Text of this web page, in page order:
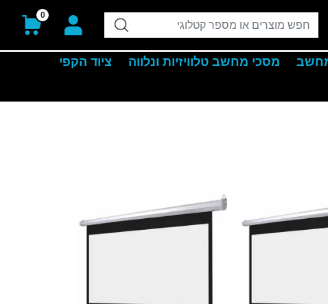
0
מחשב מסכי מחשב טלוויזיות ונלווה ציוד הקפי